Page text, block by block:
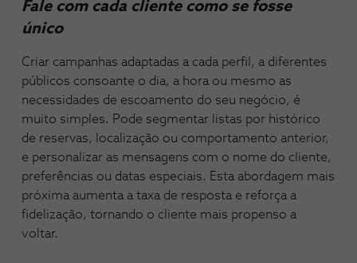
Fale com cada cliente como se fosse
único
Criar campanhas adaptadas a cada perfil, a diferentes
públicos consoante o dia, a hora ou mesmo as
necessidades de escoamento do seu negócio, é
muito simples. Pode segmentar listas por histórico
de reservas, localização ou comportamento anterior,
e personalizar as mensagens com o nome do cliente,
preferências ou datas especiais. Esta abordagem mais
próxima aumenta a taxa de resposta e reforça a
fidelização, tornando o cliente mais propenso a
voltar.